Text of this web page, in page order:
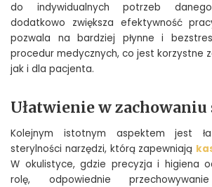
do indywidualnych potrzeb
dodatkowo zwiększa efektywność
pozwala na bardziej płynne i
procedur medycznych, co jest korzystne
jak i dla pacjenta.
Ułatwienie w
Kolejnym istotnym aspektem jest
sterylności narzędzi, którą zapewniają
W okulistyce, gdzie precyzja i higiena
rolę, odpowiednie